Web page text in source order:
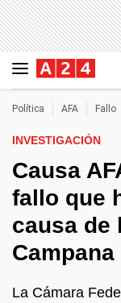
Política AFA Fallo
INVESTIGACIÓN
Causa
fallo que
causa de
Campana
La Cámara